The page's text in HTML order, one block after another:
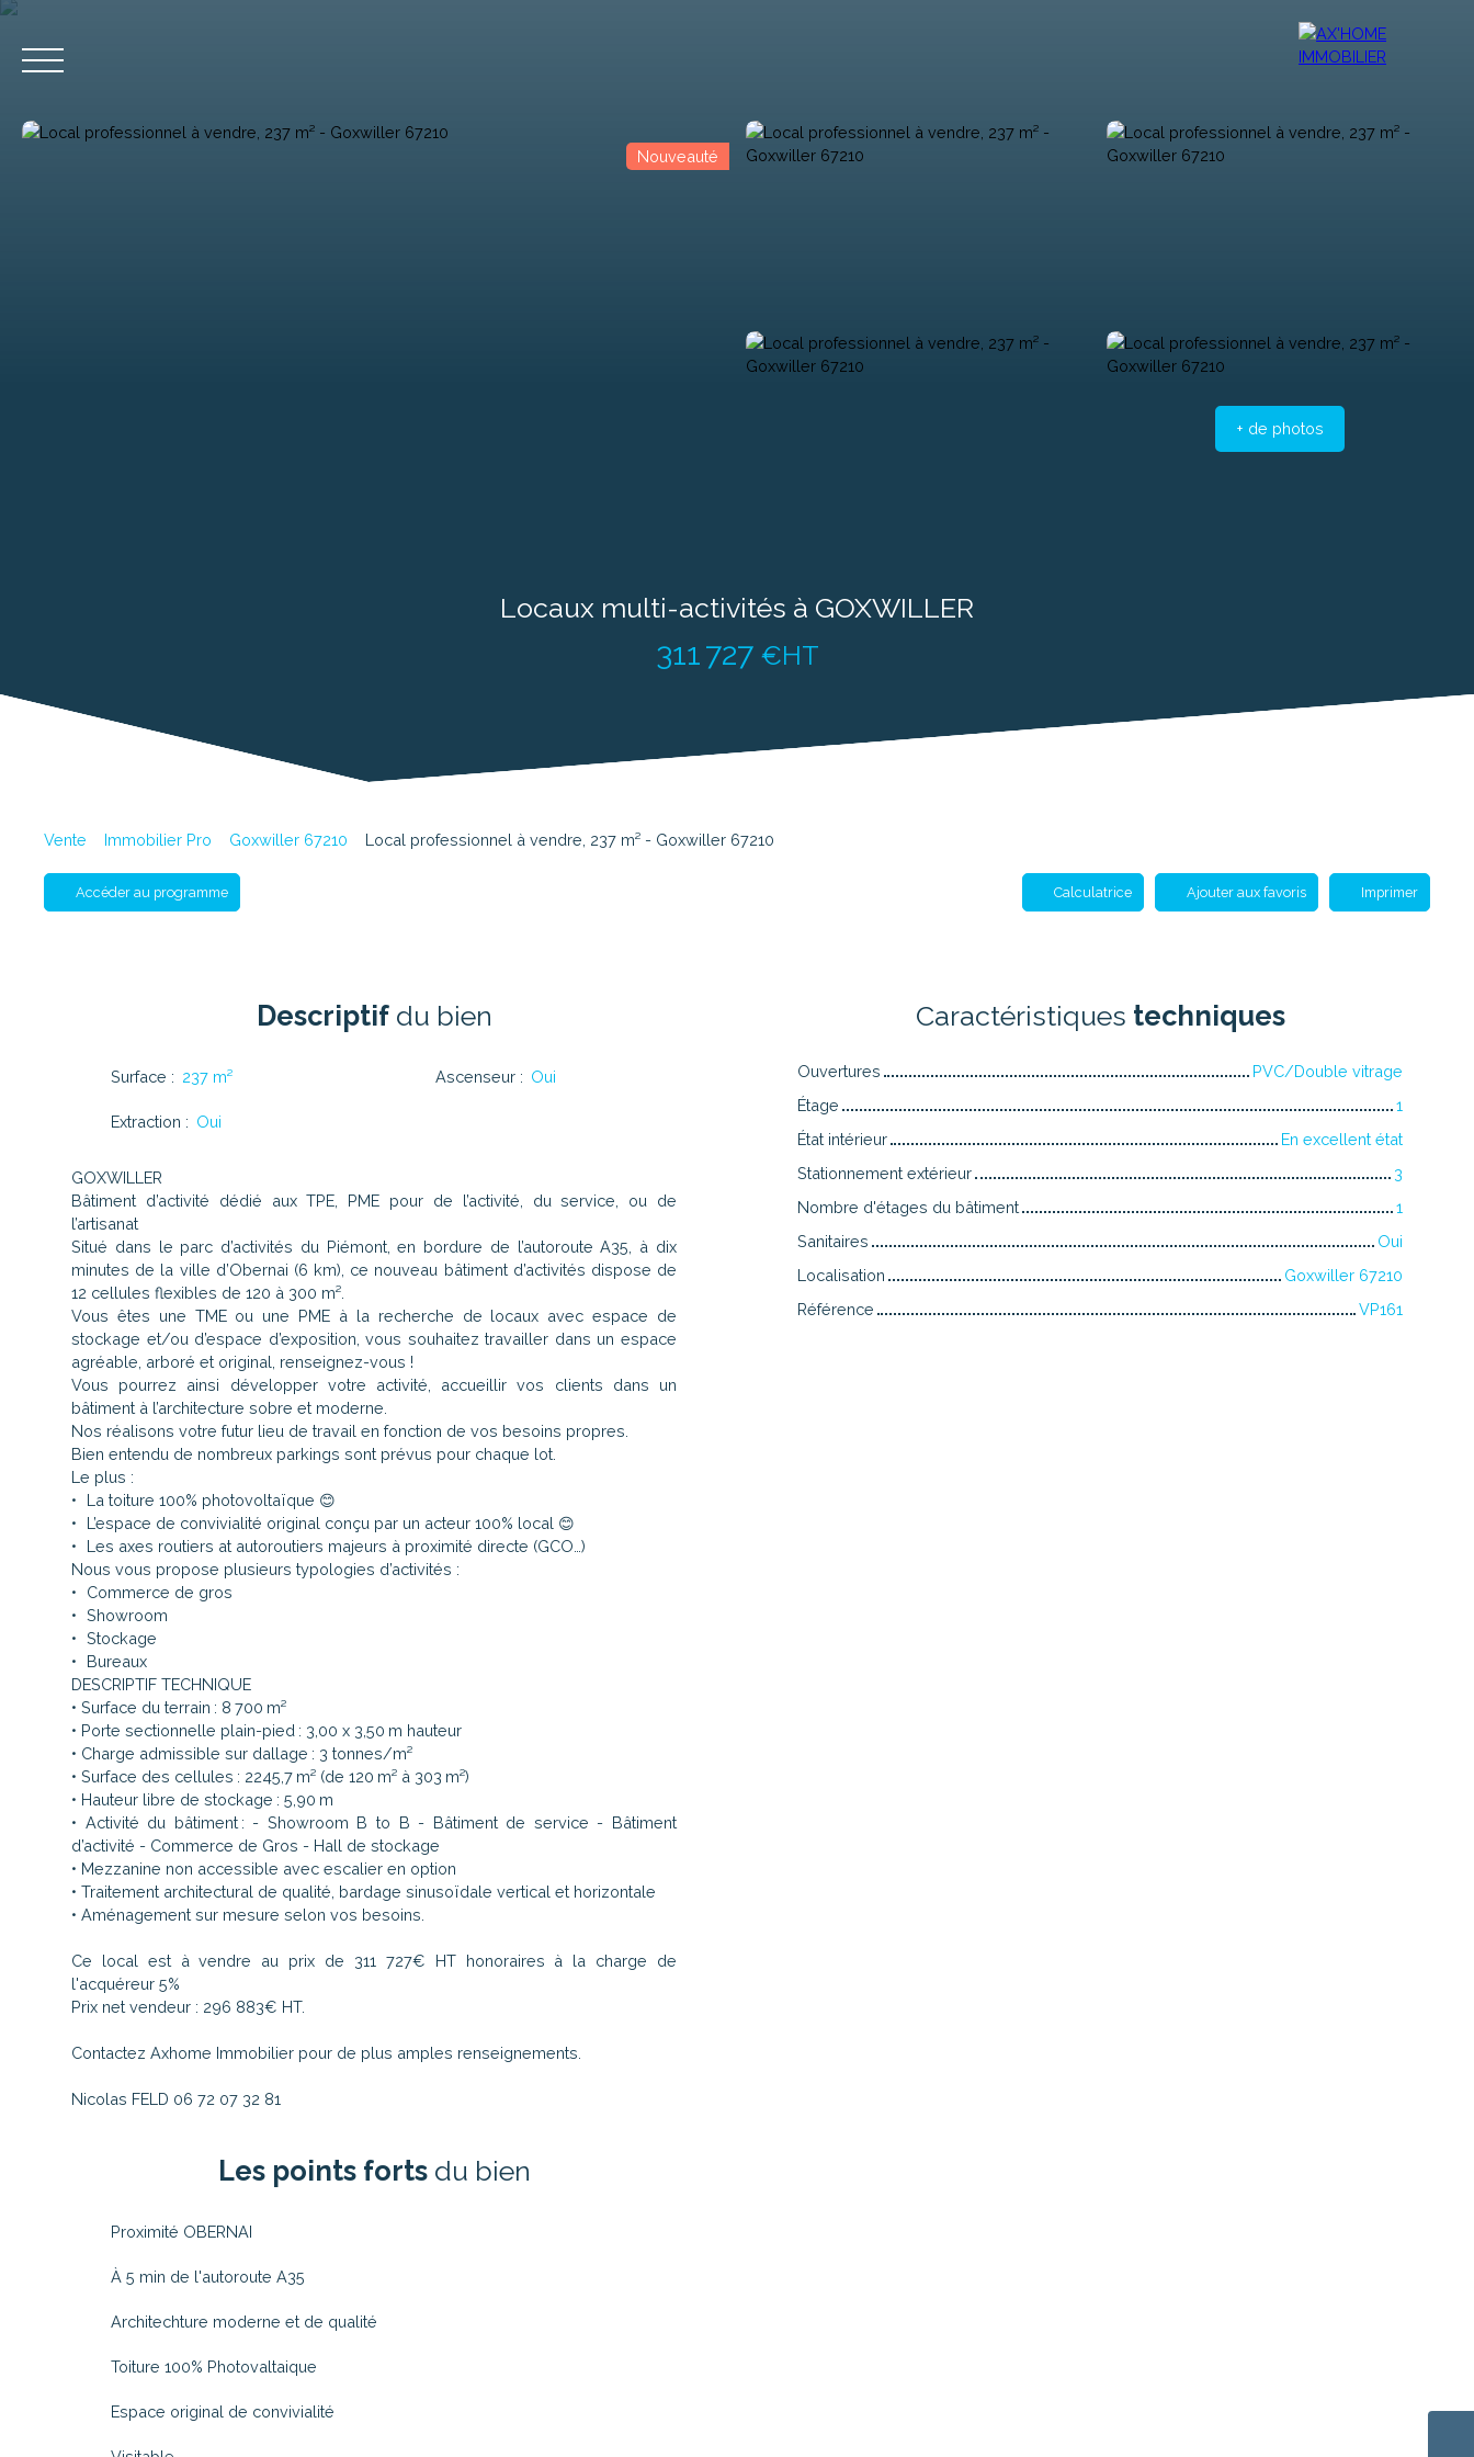
Nouveauté
+ de photos
Locaux multi-activités à GOXWILLER
311 727 €HT
Vente Immobilier Pro Goxwiller 67210 Local professionnel à vendre, 237 m² - Goxwiller 67210
Accéder au programme Calculatrice Ajouter aux favoris Imprimer
Descriptifdu bien
Surface : 237 m² Ascenseur : Oui
Extraction : Oui
GOXWILLER
Bâtiment d’activité dédié aux TPE, PME pour de l’activité, du service, ou de
l’artisanat
Situé dans le parc d’activités du Piémont, en bordure de l’autoroute A35, à dix
minutes de la ville d’Obernai (6 km), ce nouveau bâtiment d’activités dispose de
12 cellules flexibles de 120 à 300 m².
Vous êtes une TME ou une PME à la recherche de locaux avec espace de
stockage et/ou d’espace d’exposition, vous souhaitez travailler dans un espace
agréable, arboré et original, renseignez-vous !
Vous pourrez ainsi développer votre activité, accueillir vos clients dans un
bâtiment à l’architecture sobre et moderne.
Nos réalisons votre futur lieu de travail en fonction de vos besoins propres.
Bien entendu de nombreux parkings sont prévus pour chaque lot.
Le plus :
La toiture 100% photovoltaïque 😊
L’espace de convivialité original conçu par un acteur 100% local 😊
Les axes routiers at autoroutiers majeurs à proximité directe (GCO…)
Nous vous propose plusieurs typologies d’activités :
Commerce de gros
Showroom
Stockage
Bureaux
DESCRIPTIF TECHNIQUE
• Surface du terrain : 8 700 m²
• Porte sectionnelle plain-pied : 3,00 x 3,50 m hauteur
• Charge admissible sur dallage : 3 tonnes/m²
• Surface des cellules : 2245,7 m² (de 120 m² à 303 m²)
• Hauteur libre de stockage : 5,90 m
• Activité du bâtiment : - Showroom B to B - Bâtiment de service - Bâtiment
d’activité - Commerce de Gros - Hall de stockage
• Mezzanine non accessible avec escalier en option
• Traitement architectural de qualité, bardage sinusoïdale vertical et horizontale
• Aménagement sur mesure selon vos besoins.
Ce local est à vendre au prix de 311 727€ HT honoraires à la charge de
l'acquéreur 5%
Prix net vendeur : 296 883€ HT.
Contactez Axhome Immobilier pour de plus amples renseignements.
Nicolas FELD 06 72 07 32 81
Les points fortsdu bien
Proximité OBERNAI
À 5 min de l'autoroute A35
Architechture moderne et de qualité
Toiture 100% Photovaltaique
Espace original de convivialité
Caractéristiques techniques
Ouvertures
PVC/Double vitrage
Étage
1
État intérieur
En excellent état
Stationnement extérieur
3
Nombre d'étages du bâtiment
1
Sanitaires
Oui
Localisation
Goxwiller 67210
Référence
VP161